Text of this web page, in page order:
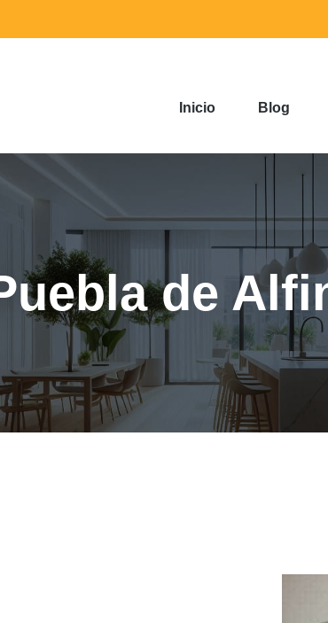
Inicio Blog
de